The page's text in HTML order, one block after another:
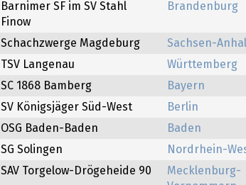
Barnimer SF im SV Stahl
Finow
Brandenburg
Schachzwerge Magdeburg Sachsen-
TSV Langenau Württemberg
SC 1868 Bamberg Bayern
SV Königsjäger Süd-West Berlin
OSG Baden-Baden Baden
SG Solingen Nordrhein-
SAV Torgelow-Drögeheide 90
Mecklenburg-